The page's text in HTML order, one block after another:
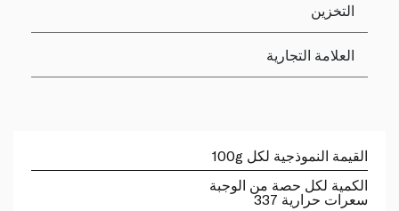
التخزين
العلامة التجارية
القيمة النموذجية لكل 100g
الكمية لكل حصة من الوجبة
سعرات حرارية 337